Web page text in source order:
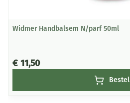
Widmer Handbalsem N/parf 50ml
€ 11,50
Bestel